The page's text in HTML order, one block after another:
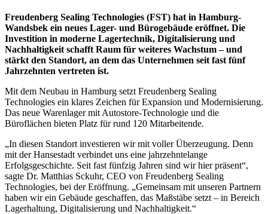
Freudenberg Sealing Technologies (FST) hat in Hamburg-
Wandsbek ein neues Lager- und Bürogebäude eröffnet. Die
Investition in moderne Lagertechnik, Digitalisierung und
Nachhaltigkeit schafft Raum für weiteres Wachstum – und
stärkt den Standort, an dem das Unternehmen seit fast fünf
Jahrzehnten vertreten ist.
Mit dem Neubau in Hamburg setzt Freudenberg Sealing
Technologies ein klares Zeichen für Expansion und Modernisierung.
Das neue Warenlager mit Autostore-Technologie und die
Büroflächen bieten Platz für rund 120 Mitarbeitende.
„In diesen Standort investieren wir mit voller Überzeugung. Denn
mit der Hansestadt verbindet uns eine jahrzehntelange
Erfolgsgeschichte. Seit fast fünfzig Jahren sind wir hier präsent“,
sagte Dr. Matthias Sckuhr, CEO von Freudenberg Sealing
Technologies, bei der Eröffnung. „Gemeinsam mit unseren Partnern
haben wir ein Gebäude geschaffen, das Maßstäbe setzt – in Bereich
Lagerhaltung, Digitalisierung und Nachhaltigkeit.“